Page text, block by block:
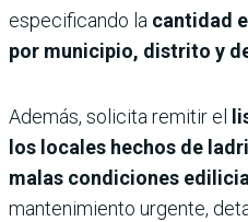
especificando la cantidad
por municipio, distrito y
Además, solicita remitir el
los locales hechos de
malas condiciones
mantenimiento urgente,